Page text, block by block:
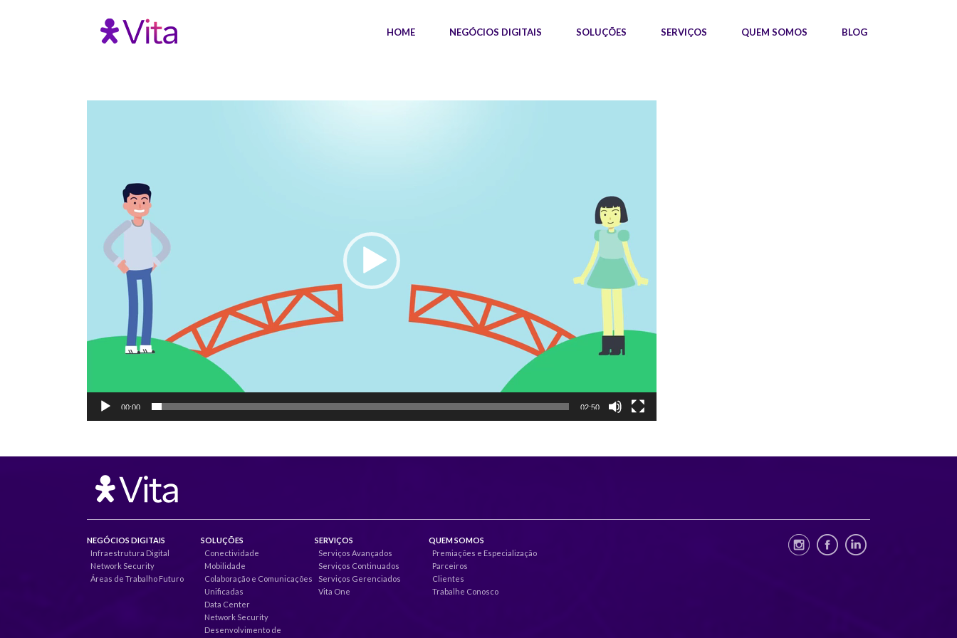
HOME NEGÓCIOS DIGITAIS SOLUÇÕES SERVIÇOS QUEM SOMOS BLOG
00:00 02:50
NEGÓCIOS DIGITAIS
Infraestrutura Digital
Network Security
Áreas de Trabalho Futuro
SOLUÇÕES
Conectividade
Mobilidade
Colaboração e Comunicações
Unificadas
Data Center
Network Security
Desenvolvimento de
SERVIÇOS
Serviços Avançados
Serviços Continuados
Serviços Gerenciados
Vita One
QUEM SOMOS
Premiações e Especialização
Parceiros
Clientes
Trabalhe Conosco